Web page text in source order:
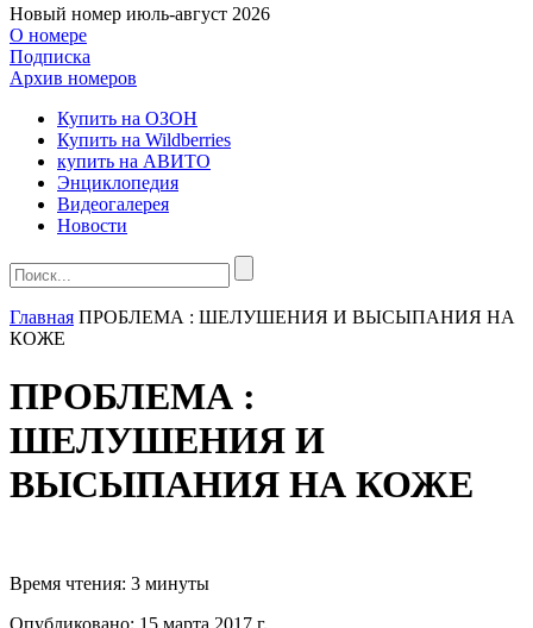
Новый номер июль-август 2026
О номере
Подписка
Архив номеров
Купить на ОЗОН
Купить на Wildberries
купить на АВИТО
Энциклопедия
Видеогалерея
Новости
Главная ПРОБЛЕМА : ШЕЛУШЕНИЯ И ВЫСЫПАНИЯ НА
КОЖЕ
ПРОБЛЕМА :
ШЕЛУШЕНИЯ И
ВЫСЫПАНИЯ НА КОЖЕ
Время чтения: 3 минуты
Опубликовано: 15 марта 2017 г.